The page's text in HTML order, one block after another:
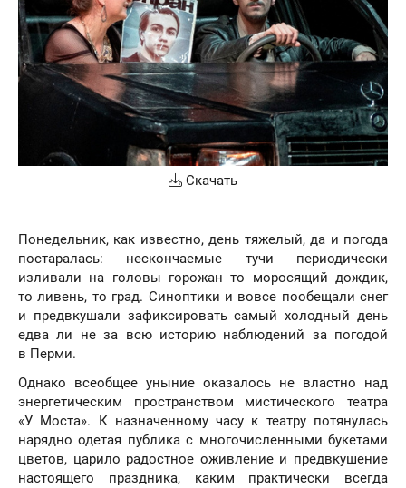
Скачать
Понедельник, как известно, день тяжелый, да и погода
постаралась: нескончаемые тучи периодически
изливали на головы горожан то моросящий дождик,
то ливень, то град. Синоптики и вовсе пообещали снег
и предвкушали зафиксировать самый холодный день
едва ли не за всю историю наблюдений за погодой
в Перми.
Однако всеобщее уныние оказалось не властно над
энергетическим пространством мистического театра
«У Моста». К назначенному часу к театру потянулась
нарядно одетая публика с многочисленными букетами
цветов, царило радостное оживление и предвкушение
настоящего праздника, каким практически всегда